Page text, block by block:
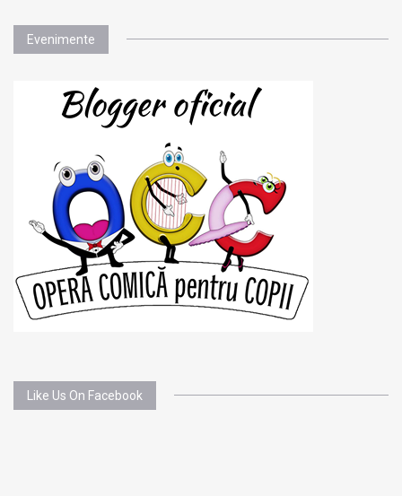
Evenimente
Like Us On Facebook